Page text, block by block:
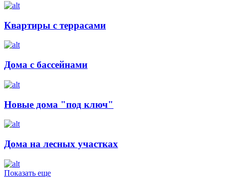
Квартиры с террасами
Дома с бассейнами
Новые дома "под ключ"
Дома на лесных участках
Показать еще